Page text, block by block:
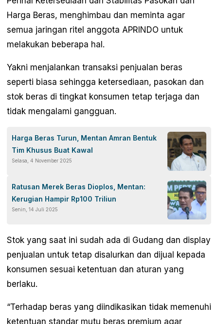
Harga Beras, menghimbau dan meminta agar
semua jaringan ritel anggota APRINDO untuk
melakukan beberapa hal.
Yakni menjalankan transaksi penjualan beras
seperti biasa sehingga ketersediaan, pasokan dan
stok beras di tingkat konsumen tetap terjaga dan
tidak mengalami gangguan.
Harga Beras Turun, Mentan Amran Bentuk
Tim Khusus Buat Kawal
Selasa, 4 November 2025
Ratusan Merek Beras Dioplos, Mentan:
Kerugian Hampir Rp100 Triliun
Senin, 14 Juli 2025
Stok yang saat ini sudah ada di Gudang dan display
penjualan untuk tetap disalurkan dan dijual kepada
konsumen sesuai ketentuan dan aturan yang
berlaku.
“Terhadap beras yang diindikasikan tidak memenuhi
ketentuan standar mutu beras premium agar